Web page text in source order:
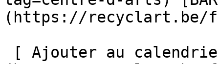
(https://recyclart.be/